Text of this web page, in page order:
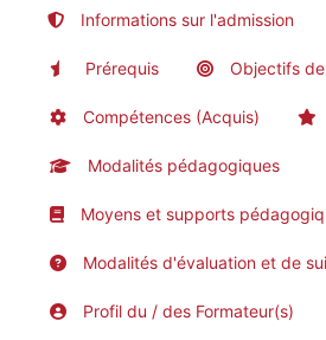
Informations sur l'admission
Prérequis Objectifs
Compétences (Acquis)
Modalités pédagogiques
Moyens et supports
Modalités d'évaluation et de
Profil du / des Formateur(s)